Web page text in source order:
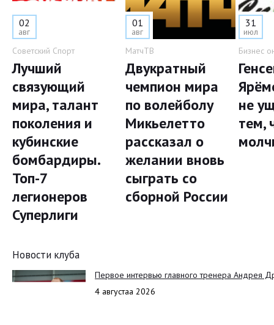
02
авг
Советский Спорт
Лучший
связующий
мира, талант
поколения и
кубинские
бомбардиры.
Топ-7
легионеров
Суперлиги
01
авг
МатчТВ
Двукратный
чемпион мира
по волейболу
Микьелетто
рассказал о
желании вновь
сыграть со
сборной России
31
июл
Бизнес
не
тем,
Новости клуба
Первое интервью главного тренера Андрея
4 августаа 2026